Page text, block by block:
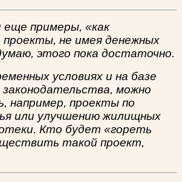
еще примеры, «как
не имея денежных
этого пока достаточно.
условиях и на базе
можно
например, проекты по
или улучшению жилищных
Кто будет «гореть
такой проект,